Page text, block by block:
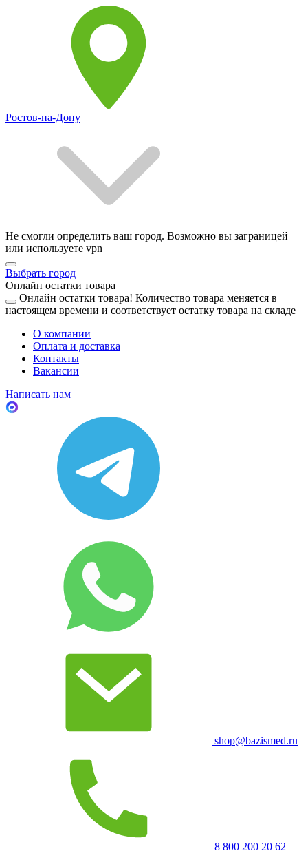
Ростов-на-Дону
Не смогли определить ваш город. Возможно вы заграницей
или используете vpn
Выбрать город
Онлайн остатки товара
Онлайн остатки товара! Количество товара меняется в
настоящем времени и соответствует остатку товара на складе
О компании
Оплата и доставка
Контакты
Вакансии
Написать нам
shop@bazismed.ru
8 800 200 20 62